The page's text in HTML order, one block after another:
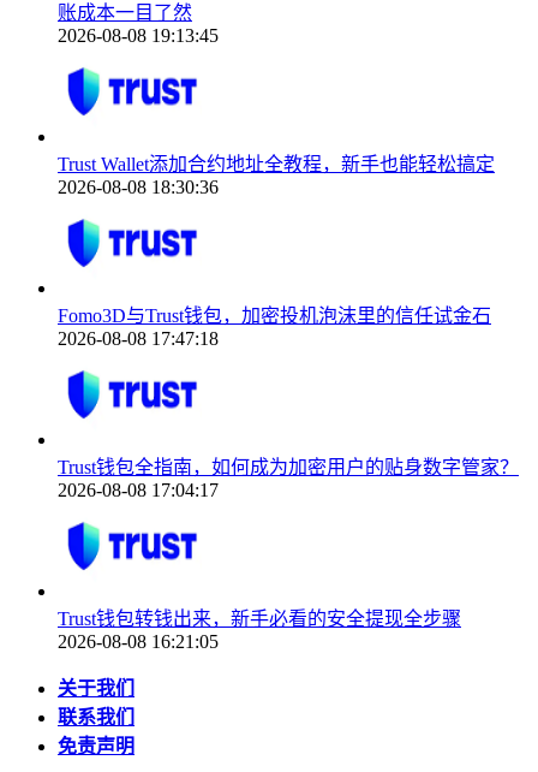
账成本一目了然
2026-08-08 19:13:45
Trust Wallet添加合约地址全教程，新手也能轻松搞定
2026-08-08 18:30:36
Fomo3D与Trust钱包，加密投机泡沫里的信任试金石
2026-08-08 17:47:18
Trust钱包全指南，如何成为加密用户的贴身数字管家？
2026-08-08 17:04:17
Trust钱包转钱出来，新手必看的安全提现全步骤
2026-08-08 16:21:05
关于我们
联系我们
免责声明